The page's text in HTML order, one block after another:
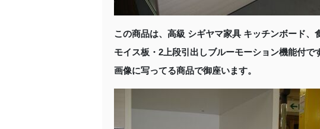
この商品は、高級 シギヤマ家具 キッチンボード、
モイス板・2上段引出しブルーモーション機能付で
画像に写ってる商品で御座います。